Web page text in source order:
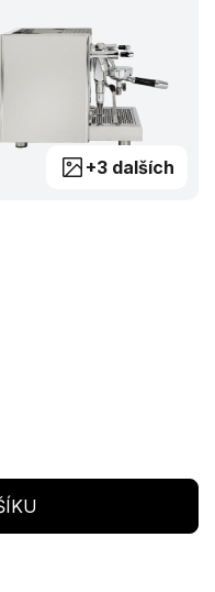
+3 dalších